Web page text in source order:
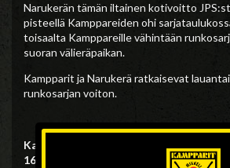
Narukerän tämän iltainen kotivoitto
pisteellä Kamppareiden ohi
toisaalta Kamppareille vähintään
suoran välieräpaikan.
Kampparit ja Narukerä ratkaisevat
runkosarjan voiton.
Kampparit – Narukerä, lauantaina 11.2.
16.00